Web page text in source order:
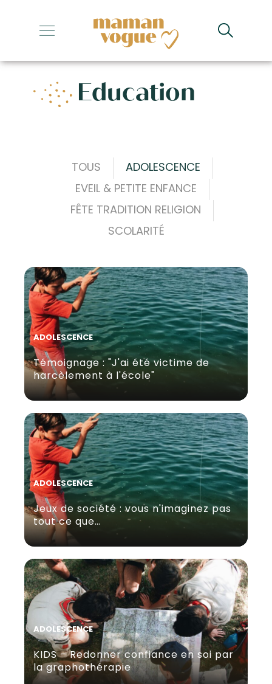
+
+
+
+
Education
TOUS
ADOLESCENCE
EVEIL & PETITE ENFANCE
FÊTE TRADITION RELIGION
SCOLARITÉ
ADOLESCENCE
Témoignage : "J'ai été victime de
harcèlement à l'école"
ADOLESCENCE
Jeux de société : vous n'imaginez pas
tout ce que…
ADOLESCENCE
KIDS – Redonner confiance en soi par
la graphothérapie